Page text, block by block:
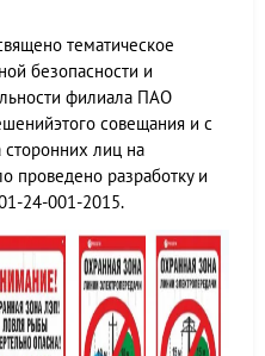
тематическое
безопасности и
филиала ПАО
совещания и с
лиц на
проведено разработку и
24-001-2015.